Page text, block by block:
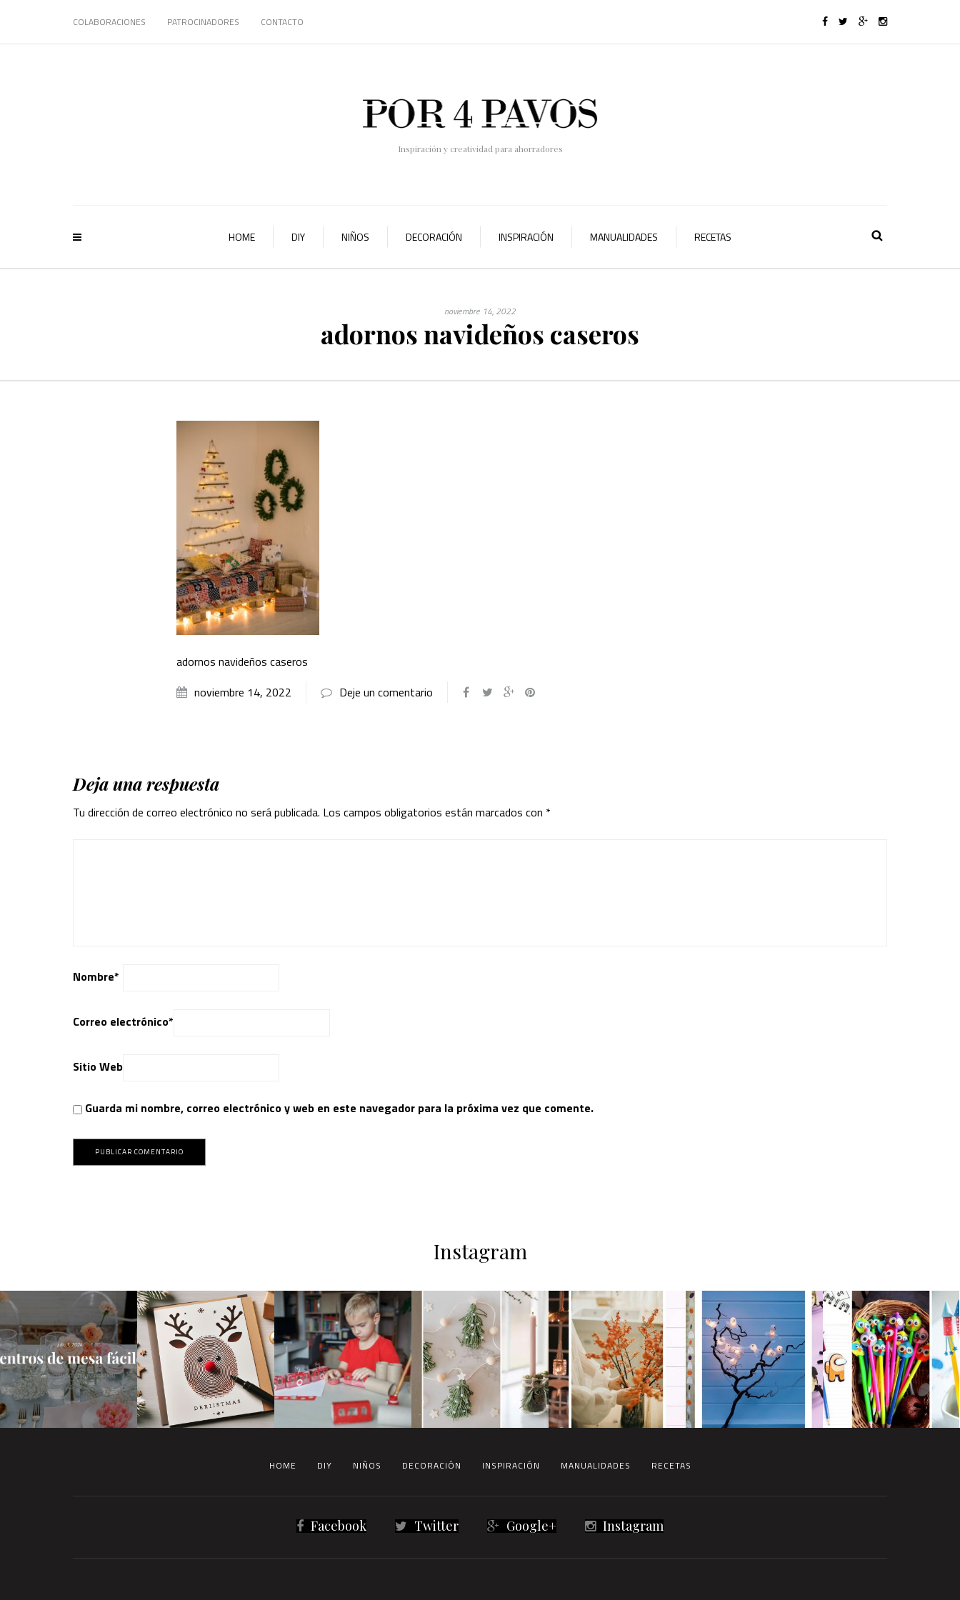
COLABORACIONES PATROCINADORES CONTACTO
Inspiración y creatividad para ahorradores
HOME DIY NIÑOS DECORACIÓN INSPIRACIÓN MANUALIDADES RECETAS
noviembre 14, 2022
adornos navideños caseros
adornos navideños caseros
noviembre 14, 2022
Deje un comentario
Deja una respuesta
Tu dirección de correo electrónico no será publicada. Los campos obligatorios están marcados con *
Nombre*
Correo electrónico*
Sitio Web
Guarda mi nombre, correo electrónico y web en este navegador para la próxima vez que comente.
Instagram
HOME DIY NIÑOS DECORACIÓN INSPIRACIÓN MANUALIDADES RECETAS
Facebook Twitter Google+ Instagram